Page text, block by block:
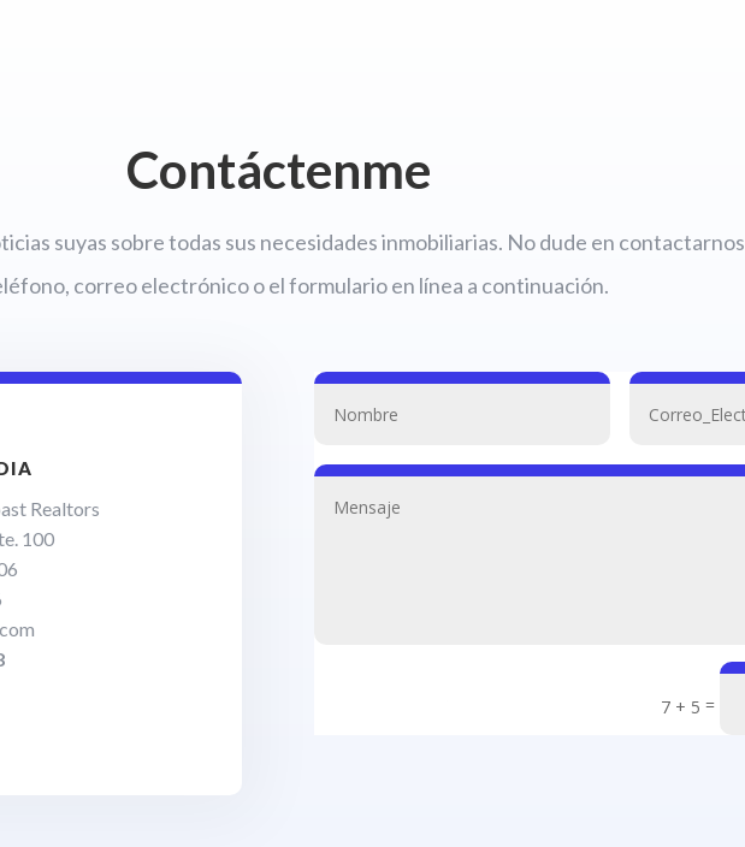
Contáctenme
suyas sobre todas sus necesidades inmobiliarias. No dude en contactarnos
correo electrónico o el formulario en línea a continuación.
Realtors
100
7 + 5 =